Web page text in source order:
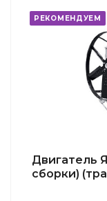
РЕКОМЕНДУЕМ
Двигатель
сборки)